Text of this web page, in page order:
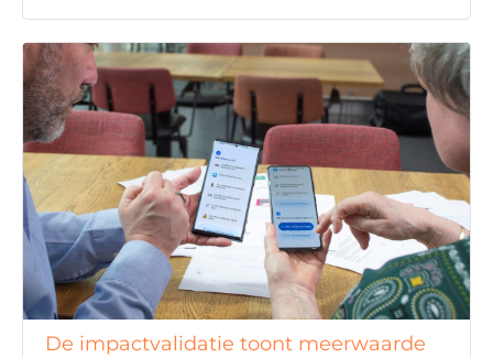
De impactvalidatie toont meerwaarde